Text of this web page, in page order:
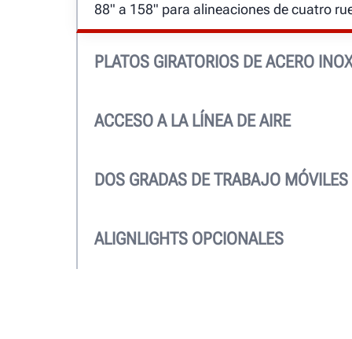
88" a 158" para alineaciones de cuatro
PLATOS GIRATORIOS DE ACERO
fáciles y precisas. Los platos giratorios
facilidad de uso.
ACCESO A LA LÍNEA DE AIRE
como estándar.
DOS GRADAS DE TRABAJO MÓVILES
convenientes
ALIGNLIGHTS OPCIONALES